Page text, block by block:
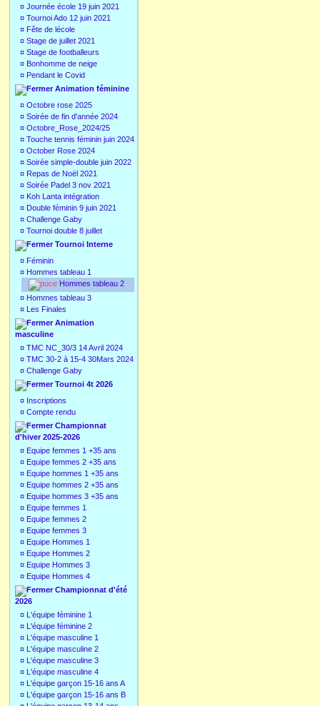
¤ Journée école 19 juin 2021
¤ Tournoi Ado 12 juin 2021
¤ Fête de lécole
¤ Stage de juillet 2021
¤ Stage de footballeurs
¤ Bonhomme de neige
¤ Pendant le Covid
Animation féminine
¤ Octobre rose 2025
¤ Soirée de fin d'année 2024
¤ Octobre_Rose_2024/25
¤ Touche tennis féminin juin 2024
¤ October Rose 2024
¤ Soirée simple-double juin 2022
¤ Repas de Noël 2021
¤ Soirée Padel 3 nov 2021
¤ Koh Lanta intégration
¤ Double féminin 9 juin 2021
¤ Challenge Gaby
¤ Tournoi double 8 juillet
Tournoi Interne
¤ Féminin
¤ Hommes tableau 1
Hommes tableau 2
¤ Hommes tableau 3
¤ Les Finales
Animation
masculine
¤ TMC NC_30/3 14 Avril 2024
¤ TMC 30-2 à 15-4 30Mars 2024
¤ Challenge Gaby
Tournoi 4t 2026
¤ Inscriptions
¤ Compte rendu
Championnat
d'hiver 2025-2026
¤ Equipe femmes 1 +35 ans
¤ Equipe femmes 2 +35 ans
¤ Equipe hommes 1 +35 ans
¤ Equipe hommes 2 +35 ans
¤ Equipe hommes 3 +35 ans
¤ Equipe femmes 1
¤ Equipe femmes 2
¤ Equipe femmes 3
¤ Equipe Hommes 1
¤ Equipe Hommes 2
¤ Equipe Hommes 3
¤ Equipe Hommes 4
Championnat d'été
2026
¤ L'équipe féminine 1
¤ L'équipe féminine 2
¤ L'équipe masculine 1
¤ L'équipe masculine 2
¤ L'équipe masculine 3
¤ L'équipe masculine 4
¤ L'équipe garçon 15-16 ans A
¤ L'équipe garçon 15-16 ans B